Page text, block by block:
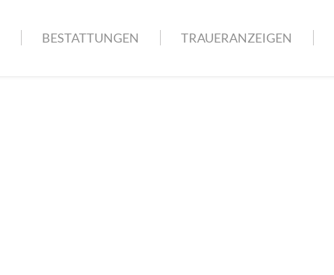
BESTATTUNGEN TRAUERANZEIGEN